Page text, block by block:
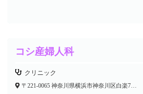
コシ産婦人科
クリニック
〒221-0065 神奈川県横浜市神奈川区白楽71-8